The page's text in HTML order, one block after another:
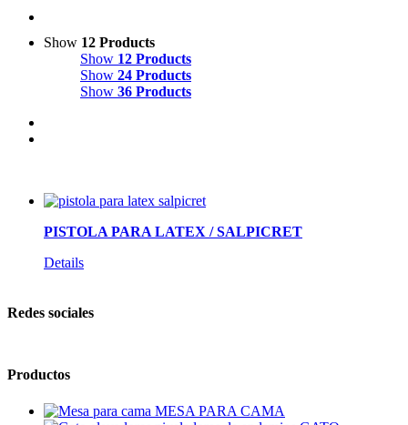
Show 12 Products
Show 12 Products
Show 24 Products
Show 36 Products
PISTOLA PARA LATEX / SALPICRET
Details
Redes sociales
Productos
MESA PARA CAMA